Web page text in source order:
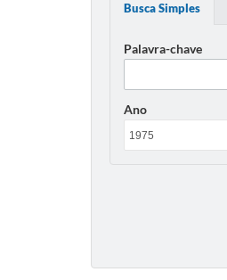
Busca Simples
Palavra-chave
Ano